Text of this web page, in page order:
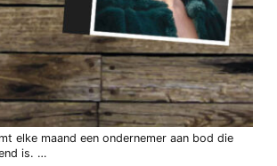
elke maand een ondernemer aan bod die
is. …